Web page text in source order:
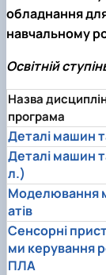
обладнання
навчальному
Освітній
Назва
програма
Деталі машин
Деталі машин
л.)
Моделювання
атів
Сенсорні
ми керування
ПЛА